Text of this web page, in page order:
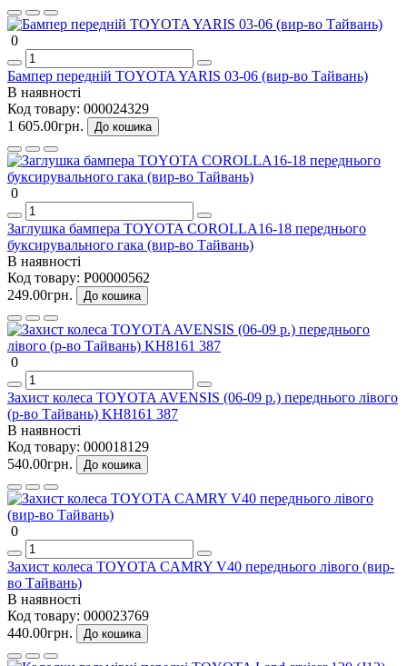
0
Бампер передній TOYOTA YARIS 03-06 (вир-во Тайвань)
В наявності
Код товару: 000024329
1 605.00грн.
До кошика
0
Заглушка бампера TOYOTA COROLLA16-18 переднього
буксирувального гака (вир-во Тайвань)
В наявності
Код товару: P00000562
249.00грн.
До кошика
0
Захист колеса TOYOTA AVENSIS (06-09 р.) переднього лівого
(р-во Тайвань) KH8161 387
В наявності
Код товару: 000018129
540.00грн.
До кошика
0
Захист колеса TOYOTA CAMRY V40 переднього лівого (вир-
во Тайвань)
В наявності
Код товару: 000023769
440.00грн.
До кошика